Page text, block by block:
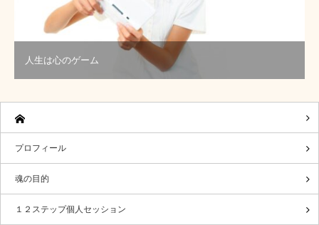
人生は心のゲーム
プロフィール
魂の目的
１２ステップ個人セッション